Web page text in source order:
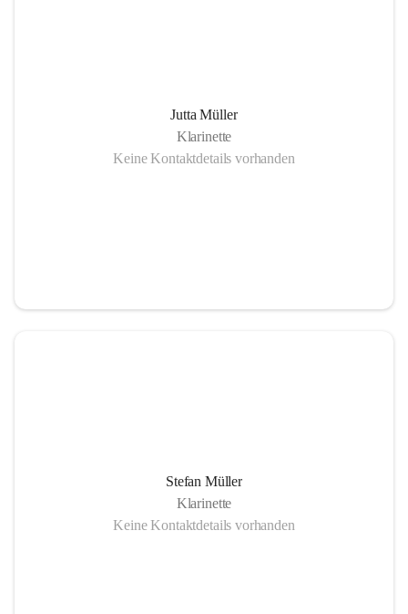
Jutta Müller
Klarinette
Keine Kontaktdetails vorhanden
Stefan Müller
Klarinette
Keine Kontaktdetails vorhanden